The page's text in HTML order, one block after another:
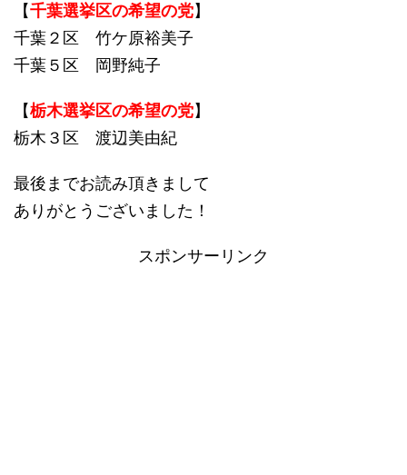
【千葉選挙区の希望の党】
千葉２区 竹ケ原裕美子
千葉５区 岡野純子
【栃木選挙区の希望の党】
栃木３区 渡辺美由紀
最後までお読み頂きまして
ありがとうございました！
スポンサーリンク